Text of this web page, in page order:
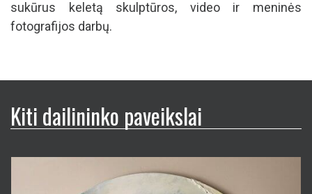
dėmesį skiria abstrakcijai. Kartais ji apčiuopiama, o
pėdsaką kiekvieno namuose, kam širdžiai mielu
Menininkė neapsibrėžia kurti viena vizualaus meno
rūšimi, taip pat užsiima grafika, tekstile, domisi ir yra